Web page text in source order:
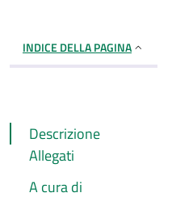
INDICE DELLA PAGINA
Descrizione
Allegati
A cura di